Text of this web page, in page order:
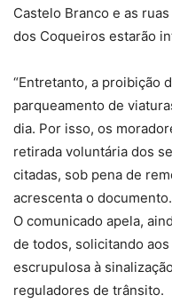
Castelo Branco e as
dos Coqueiros estarão
“Entretanto, a proibição
parqueamento de
dia. Por isso, os
retirada voluntária dos
citadas, sob pena de
acrescenta o documento.
O comunicado apela,
de todos, solicitando
escrupulosa à
reguladores de trânsito.